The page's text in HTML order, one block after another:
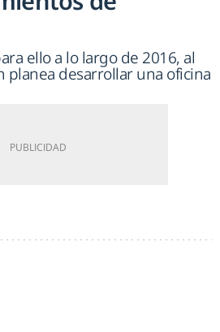
ello a lo largo de 2016, al
desarrollar una oficina